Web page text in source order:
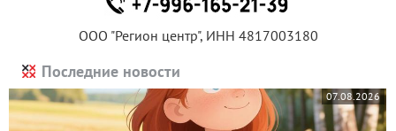
ООО "Регион центр", ИНН 4817003180
Последние новости
07.08.2026